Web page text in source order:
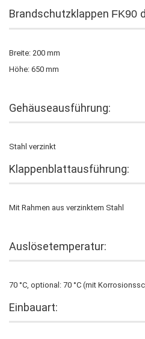
Brandschutzklappen FK90
Breite: 200 mm
Höhe: 650 mm
Gehäuseausführung:
Stahl verzinkt
Klappenblattausführung:
Mit Rahmen aus verzinktem Stahl
Auslösetemperatur:
70 °C, optional: 70 °C (mit
Einbauart: